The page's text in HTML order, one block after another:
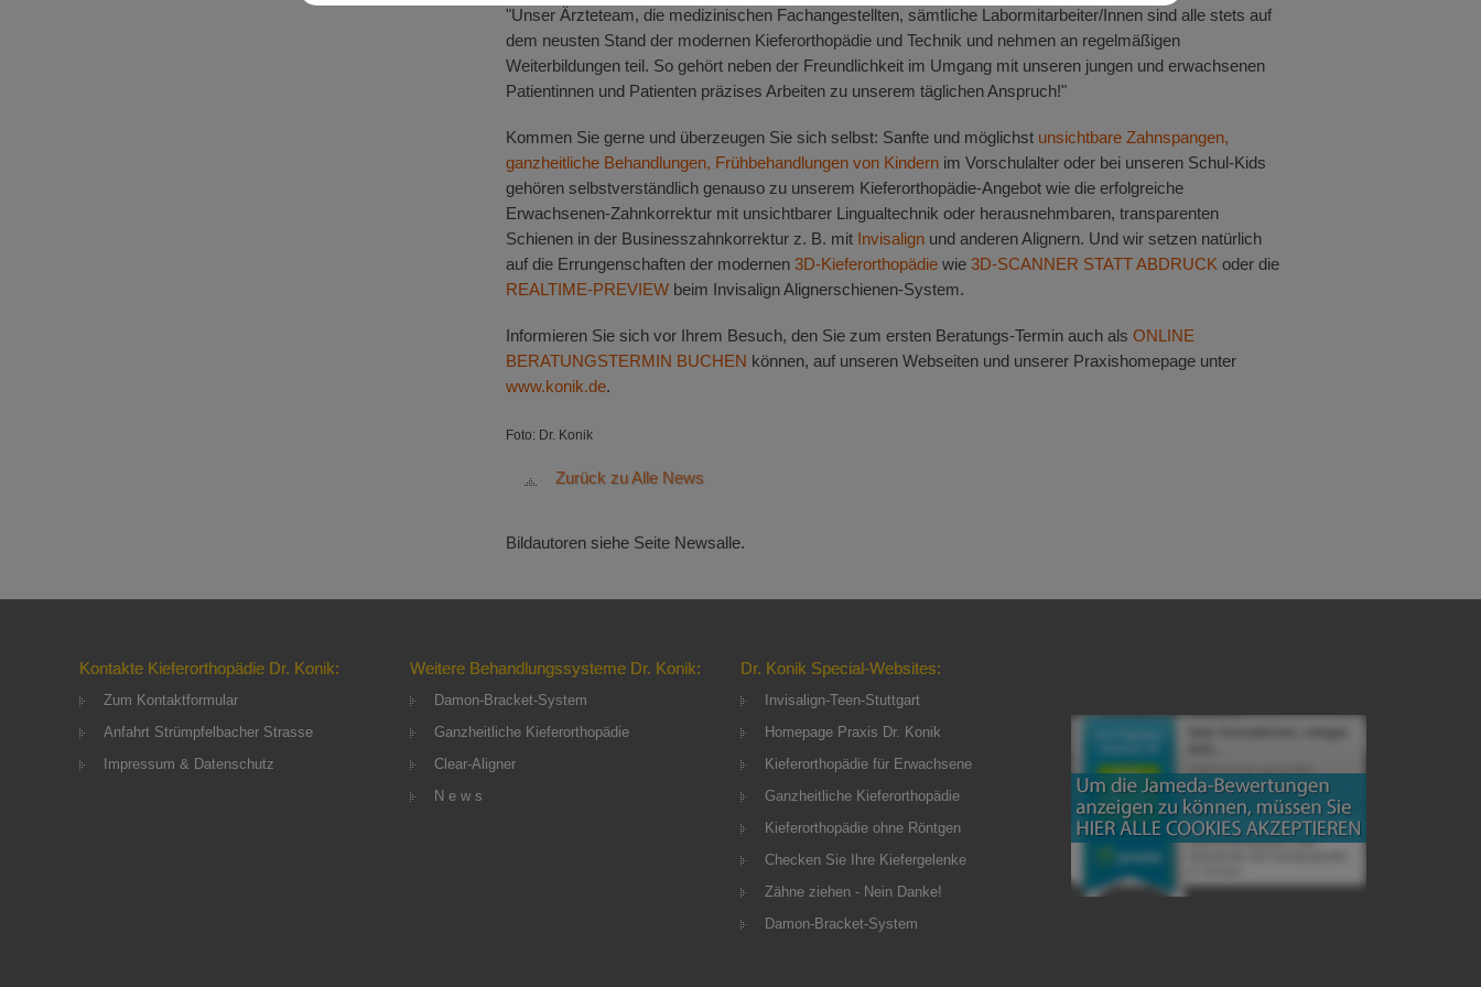
"Unser Ärzteteam, die medizinischen Fachangestellten, sämtliche Labormitarbeiter/Innen sind alle stets auf
dem neusten Stand der modernen Kieferorthopädie und Technik und nehmen an regelmäßigen
Weiterbildungen teil. So gehört neben der Freundlichkeit im Umgang mit unseren jungen und erwachsenen
Patientinnen und Patienten präzises Arbeiten zu unserem täglichen Anspruch!"
Kommen Sie gerne und überzeugen Sie sich selbst: Sanfte und möglichst unsichtbare Zahnspangen,
ganzheitliche Behandlungen, Frühbehandlungen von Kindern im Vorschulalter oder bei unseren Schul-Kids
gehören selbstverständlich genauso zu unserem Kieferorthopädie-Angebot wie die erfolgreiche
Erwachsenen-Zahnkorrektur mit unsichtbarer Lingualtechnik oder herausnehmbaren, transparenten
Schienen in der Businesszahnkorrektur z. B. mit Invisalign und anderen Alignern. Und wir setzen natürlich
auf die Errungenschaften der modernen 3D-Kieferorthopädie wie 3D-SCANNER STATT ABDRUCK oder die
REALTIME-PREVIEW beim Invisalign Alignerschienen-System.
Informieren Sie sich vor Ihrem Besuch, den Sie zum ersten Beratungs-Termin auch als ONLINE
BERATUNGSTERMIN BUCHEN können, auf unseren Webseiten und unserer Praxishomepage unter
www.konik.de.
Foto: Dr. Konik
Zurück zu Alle News
Bildautoren siehe Seite Newsalle.
Kontakte Kieferorthopädie Dr. Konik:
Zum Kontaktformular
Anfahrt Strümpfelbacher Strasse
Impressum & Datenschutz
Weitere Behandlungssysteme Dr. Konik:
Damon-Bracket-System
Ganzheitliche Kieferorthopädie
Clear-Aligner
N e w s
Dr. Konik Special-Websites:
Invisalign-Teen-Stuttgart
Homepage Praxis Dr. Konik
Kieferorthopädie für Erwachsene
Ganzheitliche Kieferorthopädie
Kieferorthopädie ohne Röntgen
Checken Sie Ihre Kiefergelenke
Zähne ziehen - Nein Danke!
Damon-Bracket-System